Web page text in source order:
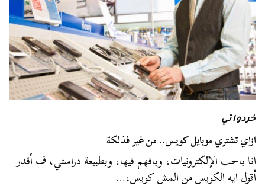
خردواتي
ازاي تشتري موبايل كويس.. من غير فذلكة
انا باحب الإلكترونيات، وبافهم فيها، وبطبيعة دراستي، ف أقدر
أقول ايه الكويس من المش كويس،…